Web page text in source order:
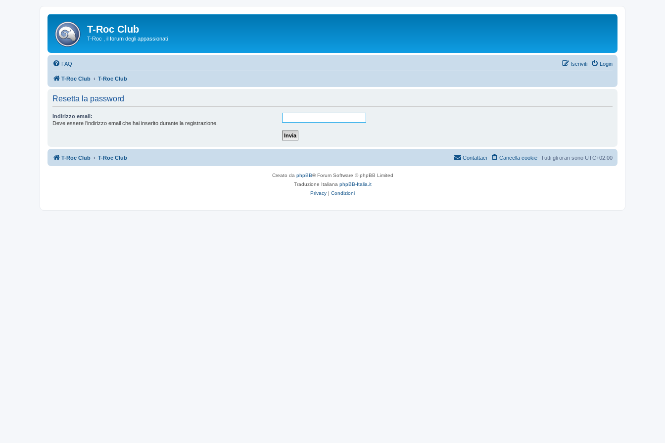
T-Roc Club
T-Roc , il forum degli appassionati
FAQ Login
Iscriviti
T-Roc Club T-Roc Club
Resetta la password
Indirizzo email:
Deve essere l’indirizzo email che hai inserito durante la registrazione.
T-Roc Club T-Roc Club Tutti gli orari sono UTC+02:00
Cancella cookie
Contattaci
Creato da phpBB® Forum Software © phpBB Limited
Traduzione Italiana phpBB-Italia.it
Privacy | Condizioni